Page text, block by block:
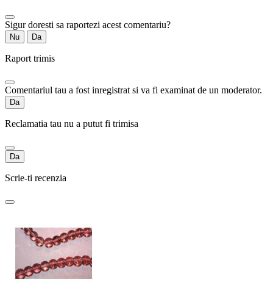
Sigur doresti sa raportezi acest comentariu?
Nu Da
Raport trimis
Comentariul tau a fost inregistrat si va fi examinat de un moderator.
Da
Reclamatia tau nu a putut fi trimisa
Da
Scrie-ti recenzia